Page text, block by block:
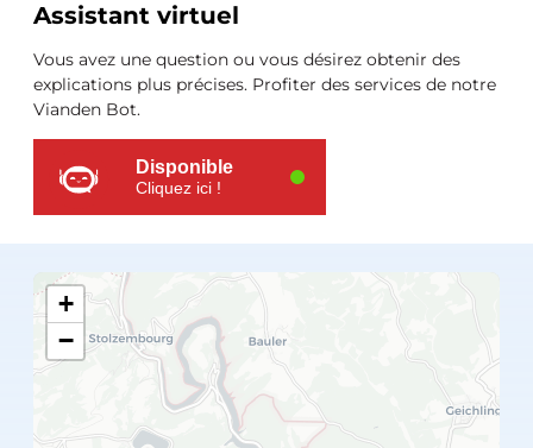
Ressources
supplémentaires
Assistant virtuel
Vous avez une question ou vous désirez obtenir des
explications plus précises. Profiter des services de notre
Vianden Bot.
Disponible
Cliquez ici !
+
−